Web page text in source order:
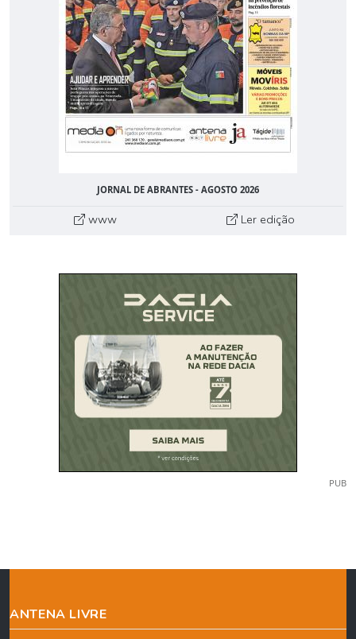
JORNAL DE ABRANTES - AGOSTO 2026
www Ler edição
PUB
ANTENA LIVRE